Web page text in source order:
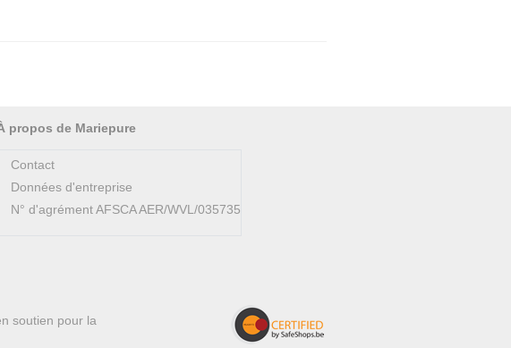
propos de Mariepure
Contact
Données d'entreprise
N° d'agrément AFSCA AER/WVL/035735
soutien pour la